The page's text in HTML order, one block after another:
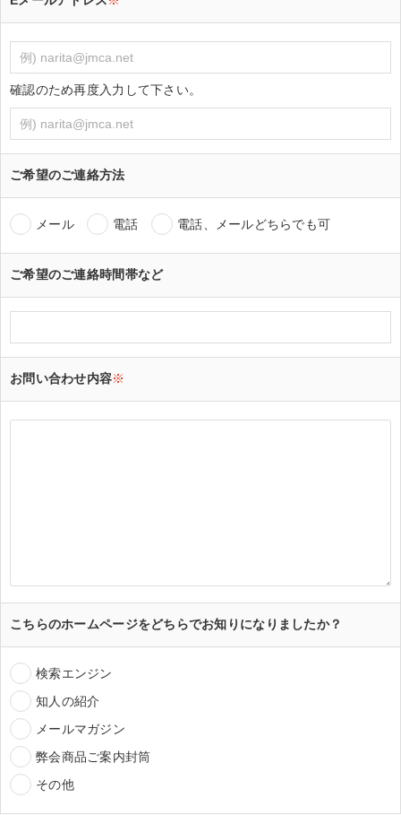
確認のため再度入力して下さい。
ご希望のご連絡方法
メール 電話 電話、メールどちらでも可
ご希望のご連絡時間帯など
お問い合わせ内容※
こちらのホームページをどちらでお知りになりましたか？
検索エンジン
知人の紹介
メールマガジン
弊会商品ご案内封筒
その他